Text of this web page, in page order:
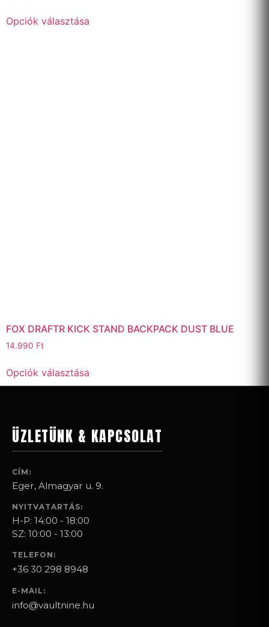
Opciók választása
FOX DRAFTR KICK STAND BACKPACK DUST BLUE
14.990 Ft
Opciók választása
ÜZLETÜNK & KAPCSOLAT
CÍM:
Eger, Almagyar u. 9.
NYITVATARTÁS:
H-P: 14:00 - 18:00
SZ: 10:00 - 13:00
TELEFON:
+36 30 298 8948
E-MAIL:
info@vaultnine.hu